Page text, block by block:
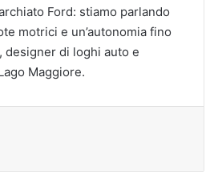
Ford: stiamo parlando
motrici e un’autonomia fino
designer di loghi auto e
Maggiore.